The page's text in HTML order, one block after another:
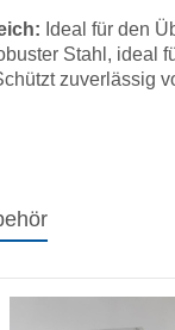
Ideal für den
Stahl, ideal
zuverlässig